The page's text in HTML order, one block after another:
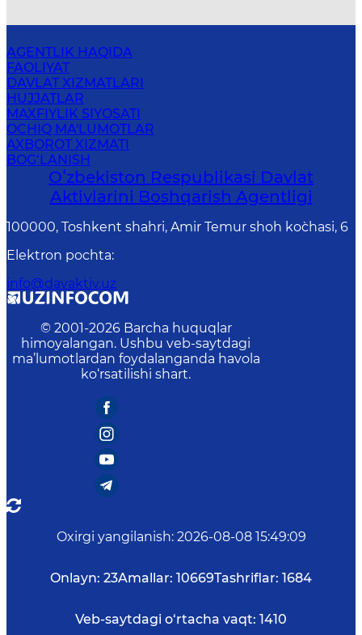
AGENTLIK HAQIDA
FAOLIYAT
DAVLAT XIZMATLARI
HUJJATLAR
MAXFIYLIK SIYOSATI
OCHIQ MA'LUMOTLAR
AXBOROT XIZMATI
BOG‘LANISH
Oʻzbekiston Respublikasi Davlat
Aktivlarini Boshqarish Agentligi
100000, Toshkent shahri, Amir Temur shoh ko`chasi, 6
Elektron pochta:
info@davaktiv.uz
© 2001-2026 Barcha huquqlar
himoyalangan. Ushbu veb-saytdagi
ma’lumotlardan foydalanganda havola
ko‘rsatilishi shart.
Oxirgi yangilanish: 2026-08-08 15:49:09
Onlayn: 23Amallar: 10669Tashriflar: 1684
Veb-saytdagi o‘rtacha vaqt: 1410